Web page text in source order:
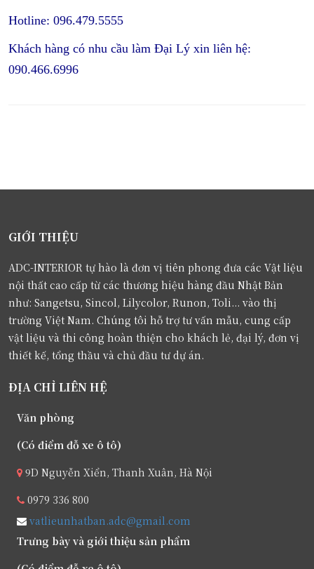
Hotline: 096.479.5555
Khách hàng có nhu cầu làm Đại Lý xin liên hệ:
090.466.6996
GIỚI THIỆU
ADC-INTERIOR tự hào là đơn vị tiên phong đưa các Vật liệu
nội thất cao cấp từ các thương hiệu hàng đầu Nhật Bản
như: Sangetsu, Sincol, Lilycolor, Runon, Toli... vào thị
trường Việt Nam. Chúng tôi hỗ trợ tư vấn mẫu, cung cấp
vật liệu và thi công hoàn thiện cho khách lẻ, đại lý, đơn vị
thiết kế, tổng thầu và chủ đầu tư dự án.
ĐỊA CHỈ LIÊN HỆ
Văn phòng
(Có điểm đỗ xe ô tô)
9D Nguyễn Xiển, Thanh Xuân, Hà Nội
0979 336 800
vatlieunhatban.adc@gmail.com
Trưng bày và giới thiệu sản phẩm